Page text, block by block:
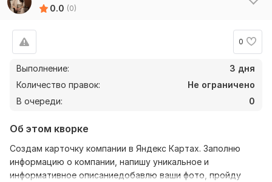
0.0 (0)
0
Выполнение:
3 дня
Количество правок:
Не ограничено
В очереди:
0
Об этом кворке
Создам карточку компании в Яндекс Картах. Заполню
информацию о компании, напишу уникальное и
информативное описаниедобавлю ваши фото, пройду